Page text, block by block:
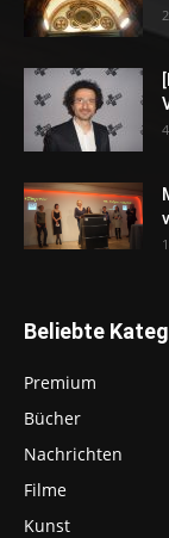
Beliebte
Premium
Bücher
Nachrichten
Filme
Kunst